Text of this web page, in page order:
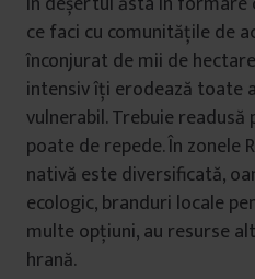
ce faci cu comunitățile de
înconjurat de mii de
intensiv îți erodează toate
vulnerabil. Trebuie readusă
poate de repede. În zonele
nativă este diversificată,
ecologic, branduri locale
multe opțiuni, au resurse
hrană.